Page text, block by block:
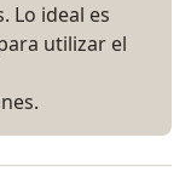
Lo ideal es
utilizar el